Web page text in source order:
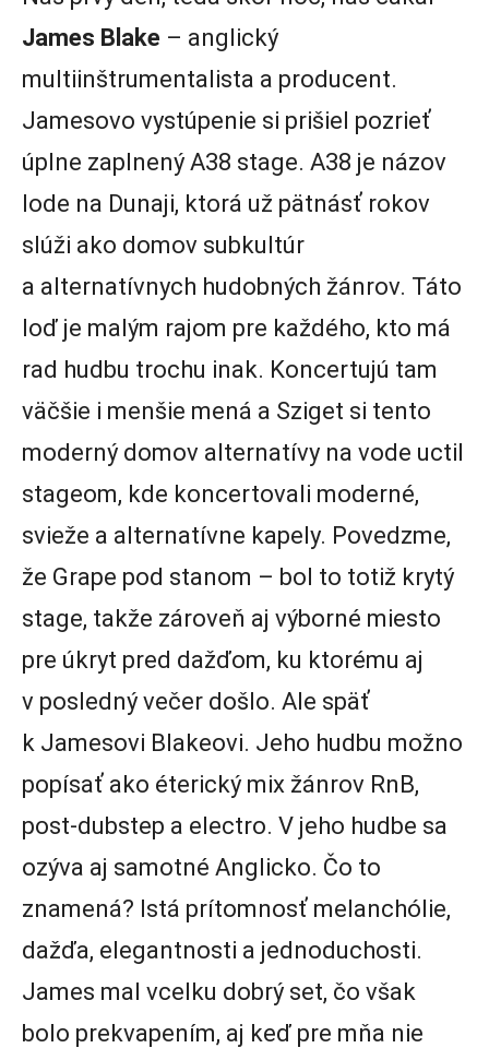
James Blake – anglický
multiinštrumentalista a producent.
Jamesovo vystúpenie si prišiel pozrieť
úplne zaplnený A38 stage. A38 je názov
lode na Dunaji, ktorá už pätnásť rokov
slúži ako domov subkultúr
a alternatívnych hudobných žánrov. Táto
loď je malým rajom pre každého, kto má
rad hudbu trochu inak. Koncertujú tam
väčšie i menšie mená a Sziget si tento
moderný domov alternatívy na vode uctil
stageom, kde koncertovali moderné,
svieže a alternatívne kapely. Povedzme,
že Grape pod stanom – bol to totiž krytý
stage, takže zároveň aj výborné miesto
pre úkryt pred dažďom, ku ktorému aj
v posledný večer došlo. Ale späť
k Jamesovi Blakeovi. Jeho hudbu možno
popísať ako éterický mix žánrov RnB,
post-dubstep a electro. V jeho hudbe sa
ozýva aj samotné Anglicko. Čo to
znamená? Istá prítomnosť melanchólie,
dažďa, elegantnosti a jednoduchosti.
James mal vcelku dobrý set, čo však
bolo prekvapením, aj keď pre mňa nie